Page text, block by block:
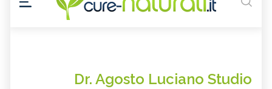
Dr. Agosto Luciano Studio